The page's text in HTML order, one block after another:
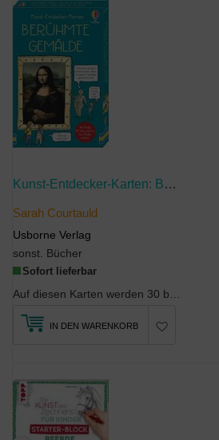
Kunst-Entdecker-Karten: Berühmte Gemälde
Sarah Courtauld
Usborne Verlag
sonst. Bücher
Sofort lieferbar
IN DEN WARENKORB